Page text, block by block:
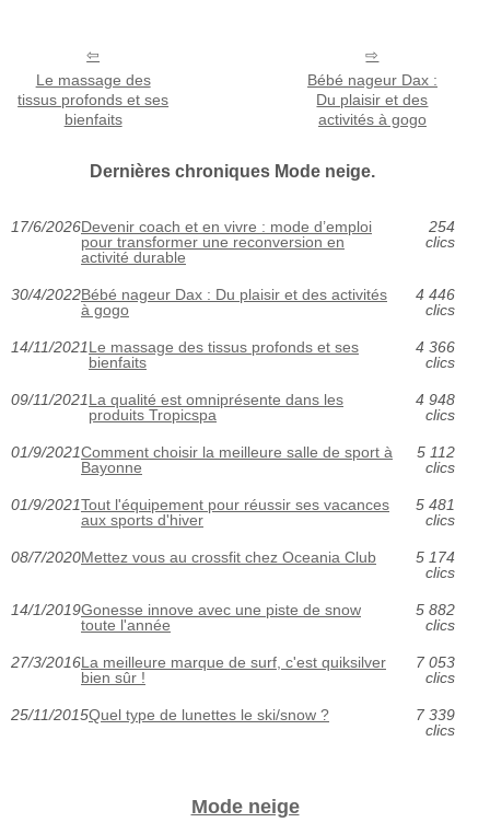
Le massage des
tissus profonds et ses
bienfaits
Bébé nageur Dax :
Du plaisir et des
activités à gogo
Dernières chroniques Mode neige.
17/6/2026Devenir coach et en vivre : mode d’emploi
pour transformer une reconversion en
activité durable
254
clics
30/4/2022Bébé nageur Dax : Du plaisir et des activités
à gogo
4 446
clics
14/11/2021Le massage des tissus profonds et ses
bienfaits
4 366
clics
09/11/2021La qualité est omniprésente dans les
produits Tropicspa
4 948
clics
01/9/2021Comment choisir la meilleure salle de sport à
Bayonne
5 112
clics
01/9/2021Tout l'équipement pour réussir ses vacances
aux sports d'hiver
5 481
clics
08/7/2020Mettez vous au crossfit chez Oceania Club
5 174
clics
14/1/2019Gonesse innove avec une piste de snow
toute l'année
5 882
clics
27/3/2016La meilleure marque de surf, c'est quiksilver
bien sûr !
7 053
clics
25/11/2015Quel type de lunettes le ski/snow ?
7 339
clics
Mode neige